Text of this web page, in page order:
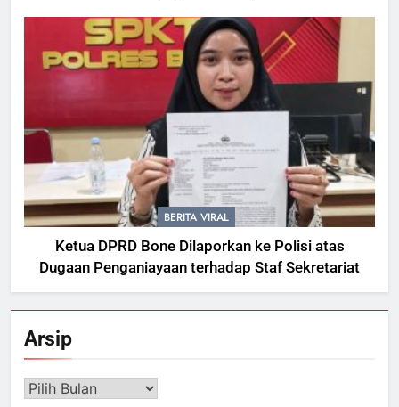
BERITA VIRAL
Ketua DPRD Bone Dilaporkan ke Polisi atas
Dugaan Penganiayaan terhadap Staf Sekretariat
Arsip
Arsip